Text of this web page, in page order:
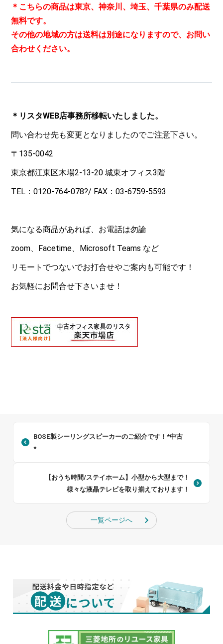
＊こちらの商品は東京、神奈川、埼玉、千葉県のみ配送
無料です。
その他の地域の方は送料は別途になりますので、お問い
合わせください。
＊リスタWEB店事務所移転いたしました。
問い合わせ先も変更となりましたのでご注意下さい。
〒135-0042
東京都江東区木場2-13-20 城東オフィス3階
TEL：0120-764-078?/ FAX：03-6759-5593
気になる商品があれば、お電話は勿論
zoom、Facetime、Microsoft Teams など
リモートでつないでお打合せやご案内も可能です！
お気軽にお問合せ下さいませ！
BOSE製シーリングスピーカーのご紹介です！*中古
*
【おうち時間/ステイホーム】小型から大型まで！
様々な液晶テレビを取り揃えております！
一覧ページへ